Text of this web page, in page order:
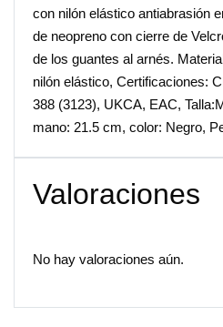
con nilón elástico antiabrasión
de neopreno con cierre de
de los guantes al arnés.
nilón elástico, Certificaciones:
388 (3123), UKCA, EAC,
mano: 21.5 cm, color: Negro,
Valoraciones
No hay valoraciones aún.